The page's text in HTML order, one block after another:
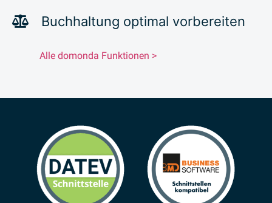
Buchhaltung optimal vorbereiten
Alle domonda Funktionen >